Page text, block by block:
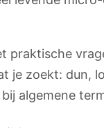
je zoekt: dun,
algemene